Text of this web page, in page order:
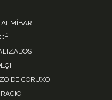
DE CORUXO